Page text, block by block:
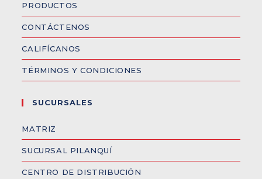
PRODUCTOS
CONTÁCTENOS
CALIFÍCANOS
TÉRMINOS Y CONDICIONES
SUCURSALES
MATRIZ
SUCURSAL PILANQUÍ
CENTRO DE DISTRIBUCIÓN